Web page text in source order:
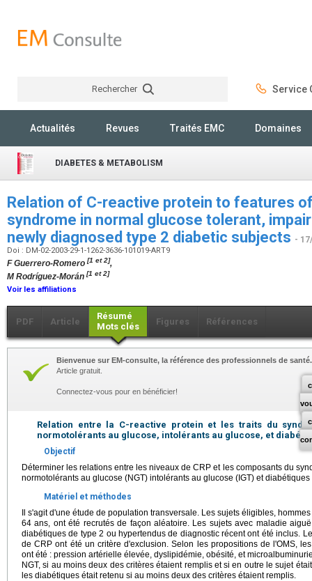
Rechercher Service
Actualités Revues Traités EMC Domaines
DIABETES & METABOLISM
Relation of C-reactive protein to features
syndrome in normal glucose tolerant,
newly diagnosed type 2 diabetic subjects -
Doi : DM-02-2003-29-1-1262-3636-101019-ART9
F Guerrero-Romero [1 et 2],
M Rodríguez-Morán [1 et 2]
Voir les affiliations
PDF Article
Résumé
Mots clés
Figures Références
Bienvenue sur EM-consulte, la référence des professionnels de santé.
Article gratuit.
Connectez-vous pour en bénéficier!
Relation entre la C-reactive protein et les traits du
normotolérants au glucose, intolérants au glucose, et
Objectif
Déterminer les relations entre les niveaux de CRP et les composants du
normotolérants au glucose (NGT) intolérants au glucose (IGT) et diabétiques
Matériel et méthodes
Il s'agit d'une étude de population transversale. Les sujets éligibles,
64 ans, ont été recrutés de façon aléatoire. Les sujets avec maladie
diabétiques de type 2 ou hypertendus de diagnostic récent ont été inclus.
de CRP ont été un critère d'exclusion. Selon les propositions de l'OMS,
ont été : pression artérielle élevée, dyslipidémie, obésité, et
NGT, si au moins deux des critères étaient remplis et si en outre le sujet
les diabétiques était retenu si au moins deux des critères étaient remplis.